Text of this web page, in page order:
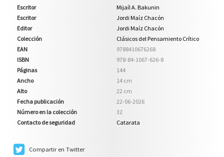
Escritor
Mijaíl A. Bakunin
Escritor
Jordi Maíz Chacón
Editor
Jordi Maíz Chacón
Colección
Clásicos del Pensamiento Crítico
EAN
9788410676268
ISBN
978-84-1067-626-8
Páginas
144
Ancho
14 cm
Alto
22 cm
Fecha publicación
22-06-2026
Número en la colección
32
Contacto de seguridad
Catarata
Compartir en Twitter